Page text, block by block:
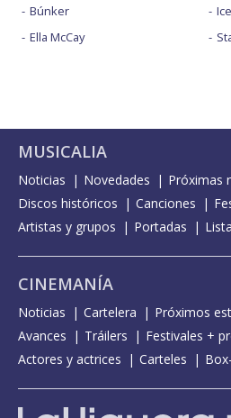
Búnker
Ella McCay
MUSICALIA
Noticias Novedades
Próximas
Discos históricos
Canciones
Artistas y grupos
Portadas
CINEMANÍA
Noticias Cartelera Próximos
Avances
Tráilers
Festivales +
Actores y actrices
Carteles